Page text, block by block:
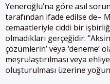
Yeneroğlu’na göre asıl
tarafından ifade edilse de–
cemaatleriyle ciddi bir
olmadıkları gerçeğidir:
çözümlerin’ veya ‘deneme’
meşrulaştırılması veya
oluşturulması üzerine